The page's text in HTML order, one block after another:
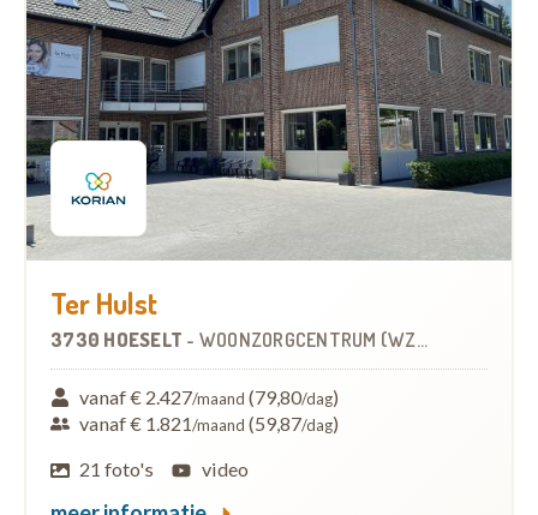
Ter Hulst
3730 HOESELT - WOONZORGCENTRUM (WZC)
vanaf € 2.427/maand (79,80/dag)
vanaf € 1.821/maand (59,87/dag)
21 foto's
video